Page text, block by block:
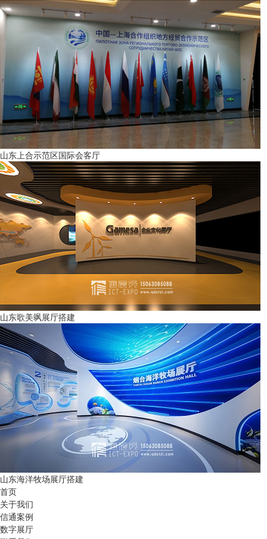
山东上合示范区国际会客厅
山东歌美飒展厅搭建
山东海洋牧场展厅搭建
首页
关于我们
信通案例
数字展厅